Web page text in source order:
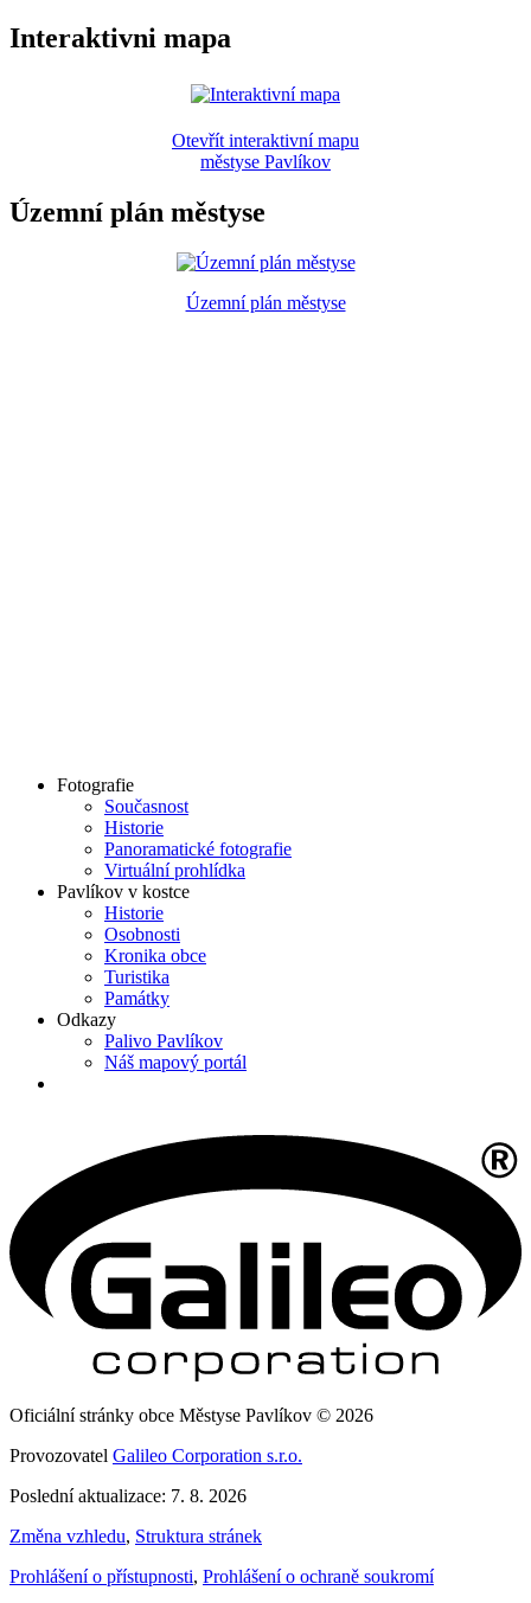
Interaktivni mapa
Otevřít interaktivní mapu
městyse Pavlíkov
Územní plán městyse
Územní plán městyse
Fotografie
Současnost
Historie
Panoramatické fotografie
Virtuální prohlídka
Pavlíkov v kostce
Historie
Osobnosti
Kronika obce
Turistika
Památky
Odkazy
Palivo Pavlíkov
Náš mapový portál
Oficiální stránky obce Městyse Pavlíkov © 2026
Provozovatel Galileo Corporation s.r.o.
Poslední aktualizace: 7. 8. 2026
Změna vzhledu, Struktura stránek
Prohlášení o přístupnosti, Prohlášení o ochraně soukromí